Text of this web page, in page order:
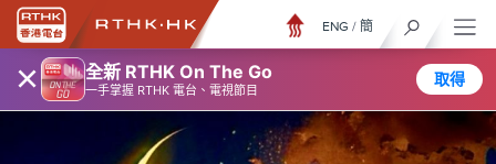
× 全新 RTHK On The Go
一手掌握 RTHK 電台、電視節目
取得
ENG / 簡